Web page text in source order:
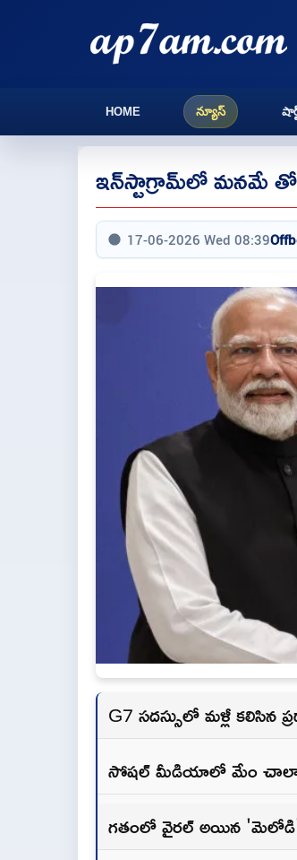
HOME న్యూస్
ఇన్‌స్టాగ్రామ్‌లో మనమే
17-06-2026 Wed 08:39
G7 సదస్సులో మళ్లీ
సోషల్ మీడియాలో మేం చాలా
గతంలో వైరల్ అయిన 'మెలోడి'